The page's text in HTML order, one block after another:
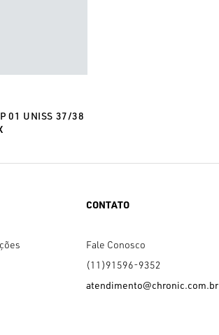
01 UNISS 37/38
CONTATO
Fale Conosco
(11)91596-9352
atendimento@chronic.com.br